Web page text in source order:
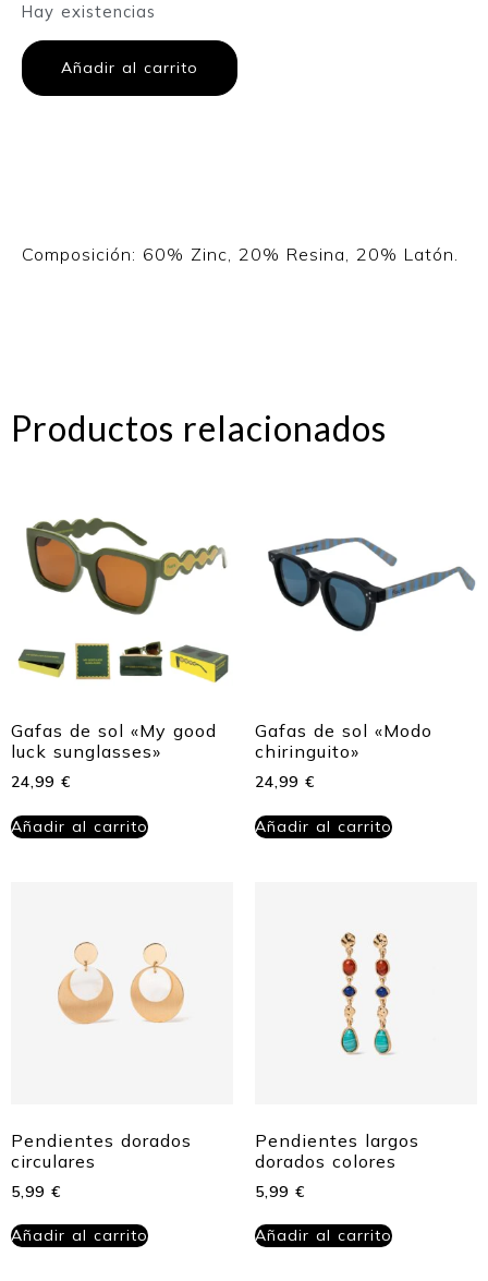
Hay existencias
Añadir al carrito
Composición: 60% Zinc, 20% Resina, 20% Latón.
Productos relacionados
Gafas de sol «My good
luck sunglasses»
24,99 €
Añadir al carrito
Gafas de sol «Modo
chiringuito»
24,99 €
Añadir al carrito
Pendientes dorados
circulares
5,99 €
Añadir al carrito
Pendientes largos
dorados colores
5,99 €
Añadir al carrito